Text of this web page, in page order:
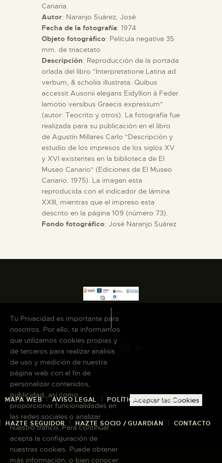
Canaria.
Autor: Naranjo Suárez, José
Fecha de la fotografía: 1974
Objeto fotográfico: Película negativa 35
mm. de triacetato
Descripción: Reproducción de la portada
orlada del libro "Interpretatione Latina ad
verbum, & scholiis illustrata. Quibus
accessit Ausonii elegans Eidyllion à Feder.
Iamotio versibus Graecis expressum"
(autor: Teocrito y otros). La fotografía fue
realizada para su publicación en el libro
de Agustín Millares Carlo "Descripción y
estudio de los impresos de los siglos XV
y XVI existentes en la biblioteca de El
Museo Canario" (Ediciones de El Museo
Canario. 1975). La imagen esta
reproducida con el indicador de lámina
XXIII, mientras que el impreso esta
descrito en la página 109 (número 73).
Fondo fotográfico: José Naranjo Suárez
MAPA WEB AVISO LEGAL POLÍTICA DE COOKIES
HAZTE SEGUIDOR HAZTE SOCIO / GUARDIÁN CONTACTO
Tu Privacidad es importante para
nosotros. Por ello, te informamos
que utilizamos cookies propias y
de terceros para realizar análisis
de uso y medición de nuestra
página web con el fin de
personalizar contenidos,
publicidad, así como
proporcionar funcionalidades en
las redes sociales o analizar
nuestro tráfico. Para continuar
acepta la configuración de
nuestras cookies. Puede obtener
más información, o bien conocer
Aceptar las Cookies